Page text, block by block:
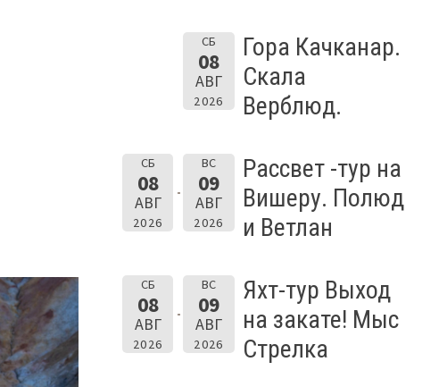
СБ
08
АВГ
2026
Гора Качканар.
Скала
Верблюд.
СБ
08
АВГ
2026
ВС
09
АВГ
2026
Рассвет -тур на
Вишеру. Полюд
и Ветлан
СБ
08
АВГ
2026
ВС
09
АВГ
2026
Яхт-тур Выход
на закате! Мыс
Стрелка